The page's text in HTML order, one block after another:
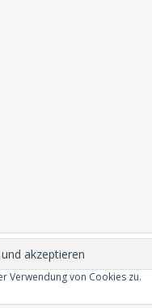
Versandarten
Verwendung von Cookies zu.